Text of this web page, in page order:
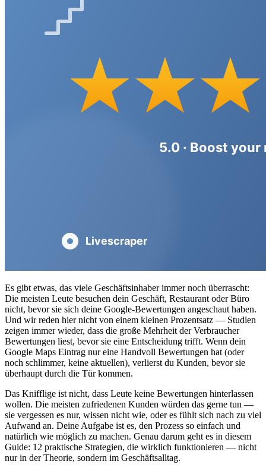
Es gibt etwas, das viele Geschäftsinhaber immer noch überrascht:
Die meisten Leute besuchen dein Geschäft, Restaurant oder Büro
nicht, bevor sie sich deine Google-Bewertungen angeschaut haben.
Und wir reden hier nicht von einem kleinen Prozentsatz — Studien
zeigen immer wieder, dass die große Mehrheit der Verbraucher
Bewertungen liest, bevor sie eine Entscheidung trifft. Wenn dein
Google Maps Eintrag nur eine Handvoll Bewertungen hat (oder
noch schlimmer, keine aktuellen), verlierst du Kunden, bevor sie
überhaupt durch die Tür kommen.
Das Knifflige ist nicht, dass Leute keine Bewertungen hinterlassen
wollen. Die meisten zufriedenen Kunden würden das gerne tun —
sie vergessen es nur, wissen nicht wie, oder es fühlt sich nach zu viel
Aufwand an. Deine Aufgabe ist es, den Prozess so einfach und
natürlich wie möglich zu machen. Genau darum geht es in diesem
Guide: 12 praktische Strategien, die wirklich funktionieren — nicht
nur in der Theorie, sondern im Geschäftsalltag.